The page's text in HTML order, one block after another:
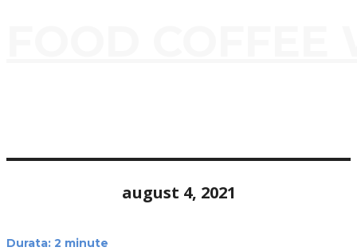
august 4, 2021
Durata: 2 minute